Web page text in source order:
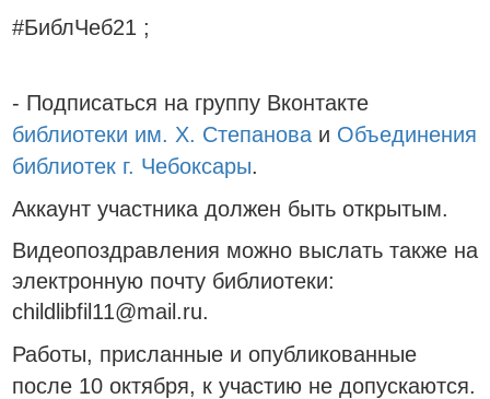
#БиблЧеб21 ;
- Подписаться на группу Вконтакте
библиотеки им. Х. Степанова и Объединения
библиотек г. Чебоксары.
Аккаунт участника должен быть открытым.
Видеопоздравления можно выслать также на
электронную почту библиотеки:
childlibfil11@mail.ru.
Работы, присланные и опубликованные
после 10 октября, к участию не допускаются.